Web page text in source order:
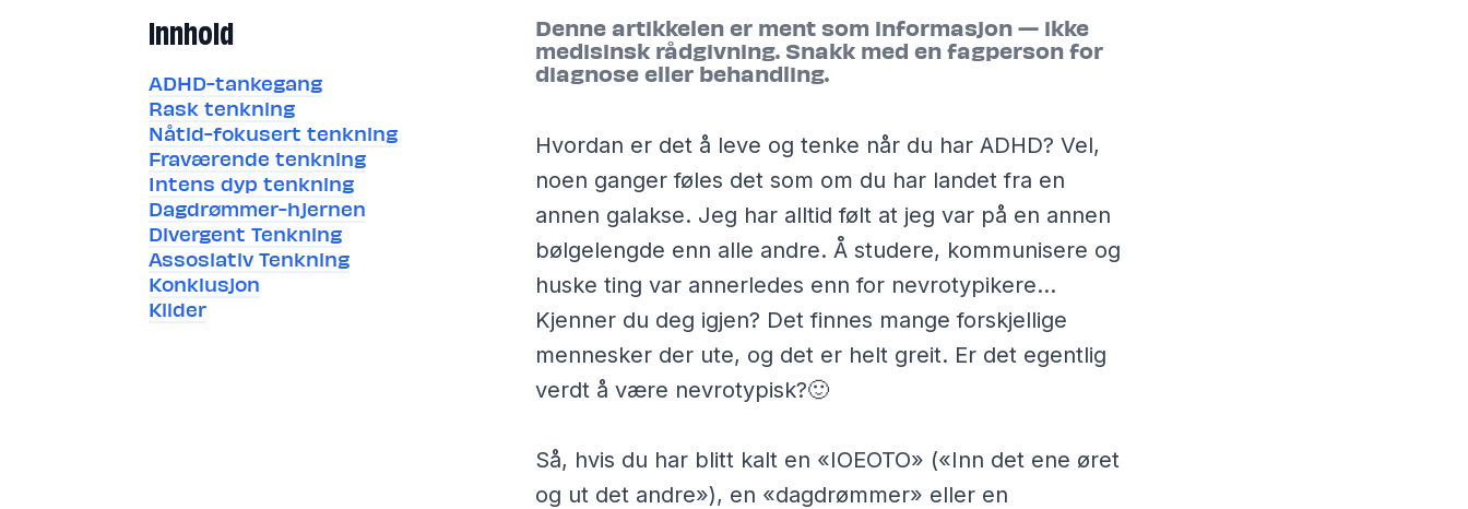
Innhold
ADHD-tankegang
Rask tenkning
Nåtid-fokusert tenkning
Fraværende tenkning
Intens dyp tenkning
Dagdrømmer-hjernen
Divergent Tenkning
Assosiativ Tenkning
Konklusjon
Kilder
Denne artikkelen er ment som informasjon — ikke
medisinsk rådgivning. Snakk med en fagperson for
diagnose eller behandling.
Hvordan er det å leve og tenke når du har ADHD? Vel,
noen ganger føles det som om du har landet fra en
annen galakse. Jeg har alltid følt at jeg var på en annen
bølgelengde enn alle andre. Å studere, kommunisere og
huske ting var annerledes enn for nevrotypikere...
Kjenner du deg igjen? Det finnes mange forskjellige
mennesker der ute, og det er helt greit. Er det egentlig
verdt å være nevrotypisk?🙂
Så, hvis du har blitt kalt en «IOEOTO» («Inn det ene øret
og ut det andre»), en «dagdrømmer» eller en